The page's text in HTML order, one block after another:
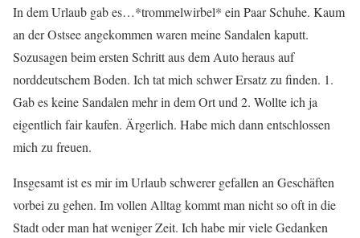
In dem Urlaub gab es…*trommelwirbel* ein Paar Schuhe. Kaum
an der Ostsee angekommen waren meine Sandalen kaputt.
Sozusagen beim ersten Schritt aus dem Auto heraus auf
norddeutschem Boden. Ich tat mich schwer Ersatz zu finden. 1.
Gab es keine Sandalen mehr in dem Ort und 2. Wollte ich ja
eigentlich fair kaufen. Ärgerlich. Habe mich dann entschlossen
mich zu freuen.
Insgesamt ist es mir im Urlaub schwerer gefallen an Geschäften
vorbei zu gehen. Im vollen Alltag kommt man nicht so oft in die
Stadt oder man hat weniger Zeit. Ich habe mir viele Gedanken